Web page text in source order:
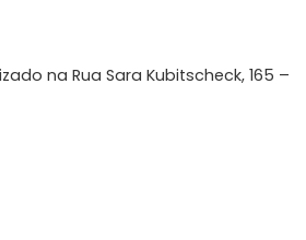
na Rua Sara Kubitscheck, 165 –